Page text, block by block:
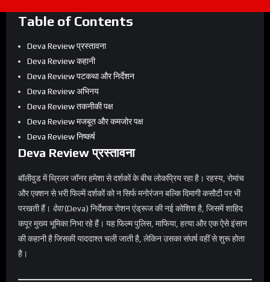
Table of Contents
Deva Review प्रस्तावना
Deva Review कहानी
Deva Review पटकथा और निर्देशन
Deva Review अभिनय
Deva Review तकनीकी पक्ष
Deva Review मजबूत और कमजोर पक्ष
Deva Review निष्कर्ष
Deva Review प्रस्तावना
बॉलीवुड में थ्रिलर जॉनर हमेशा से दर्शकों के बीच लोकप्रिय रहा है। रहस्य, रोमांच
और एक्शन से भरी फिल्में दर्शकों को न सिर्फ मनोरंजन बल्कि दिमागी कसौटी पर भी
परखती हैं। देवा(Deva) निर्देशक रोशन एंड्रूज की नई कोशिश है, जिसमें शाहिद
कपूर मुख्य भूमिका निभा रहे हैं। यह फिल्म पुलिस, माफिया, हत्या और एक ऐसे इंसान
की कहानी है जिसकी याददाश्त चली जाती है, लेकिन उसका संघर्ष वहीं से शुरू होता
है।